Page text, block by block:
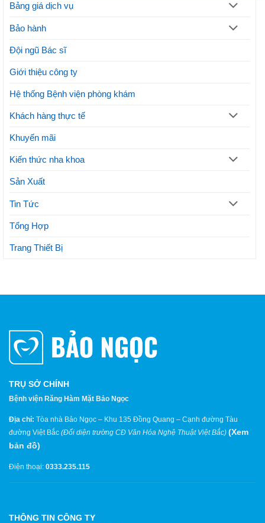
mỹ
Bảng giá dịch vụ
Bảo hành
Đội ngũ Bác sĩ
Giới thiệu công ty
Hệ thống Bệnh viện phòng khám
Khách hàng thực tế
Khuyến mãi
Kiến thức nha khoa
Sản Xuất
Tin Tức
Tổng Hợp
Trang Thiết Bị
TRỤ SỞ CHÍNH
Bệnh viện Răng Hàm Mặt Bảo Ngọc
Địa chỉ: Tòa nhà Bảo Ngọc – Khu 135 Đồng Quang – Cạnh đường Tàu
đường Việt Bắc (Đối diện trường CĐ Văn Hóa Nghệ Thuật Việt Bắc) (Xem
bản đồ)
Điện thoại: 0333.235.115
THÔNG TIN CÔNG TY